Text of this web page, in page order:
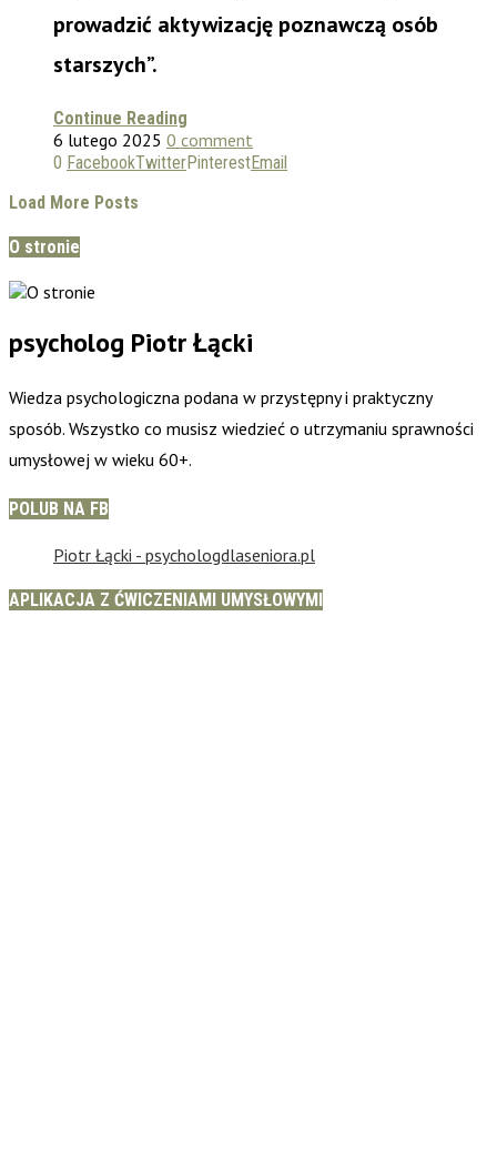
prowadzić aktywizację poznawczą osób
starszych”.
Continue Reading
6 lutego 2025 0 comment
0 FacebookTwitterPinterestEmail
Load More Posts
O stronie
psycholog Piotr Łącki
Wiedza psychologiczna podana w przystępny i praktyczny
sposób. Wszystko co musisz wiedzieć o utrzymaniu sprawności
umysłowej w wieku 60+.
POLUB NA FB
Piotr Łącki - psychologdlaseniora.pl
APLIKACJA Z ĆWICZENIAMI UMYSŁOWYMI